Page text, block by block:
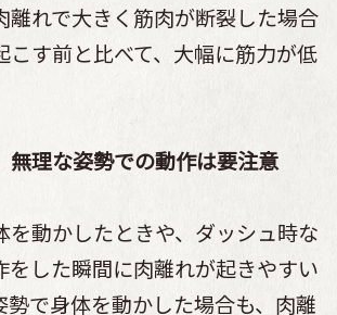
離れで大きく筋肉が断裂した場合
こす前と比べて、大幅に筋力が低
理な姿勢での動作は要注意
を動かしたときや、ダッシュ時な
をした瞬間に肉離れが起きやすい
勢で身体を動かした場合も、肉離